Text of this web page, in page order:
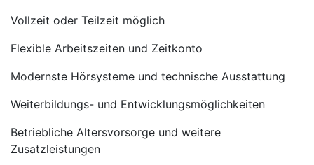
Vollzeit oder Teilzeit möglich
Flexible Arbeitszeiten und Zeitkonto
Modernste Hörsysteme und technische Ausstattung
Weiterbildungs- und Entwicklungsmöglichkeiten
Betriebliche Altersvorsorge und weitere
Zusatzleistungen